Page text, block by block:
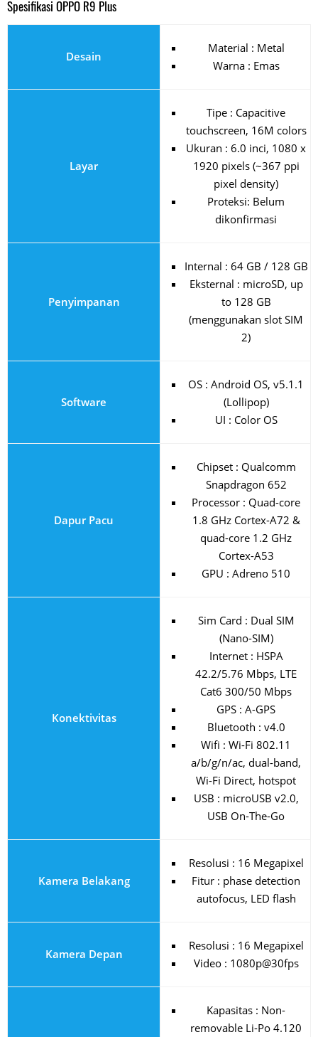
Spesifikasi OPPO R9 Plus
Desain
Material : Metal
Warna : Emas
Layar
Tipe : Capacitive
touchscreen, 16M colors
Ukuran : 6.0 inci, 1080 x
1920 pixels (~367 ppi
pixel density)
Proteksi: Belum
dikonfirmasi
Penyimpanan
Internal : 64 GB / 128 GB
Eksternal : microSD, up
to 128 GB
(menggunakan slot SIM
2)
Software
OS : Android OS, v5.1.1
(Lollipop)
UI : Color OS
Dapur Pacu
Chipset : Qualcomm
Snapdragon 652
Processor : Quad-core
1.8 GHz Cortex-A72 &
quad-core 1.2 GHz
Cortex-A53
GPU : Adreno 510
Konektivitas
Sim Card : Dual SIM
(Nano-SIM)
Internet : HSPA
42.2/5.76 Mbps, LTE
Cat6 300/50 Mbps
GPS : A-GPS
Bluetooth : v4.0
Wifi : Wi-Fi 802.11
a/b/g/n/ac, dual-band,
Wi-Fi Direct, hotspot
USB : microUSB v2.0,
USB On-The-Go
Kamera Belakang
Resolusi : 16 Megapixel
Fitur : phase detection
autofocus, LED flash
Kamera Depan
Resolusi : 16 Megapixel
Video : 1080p@30fps
Kapasitas : Non-
removable Li-Po 4.120